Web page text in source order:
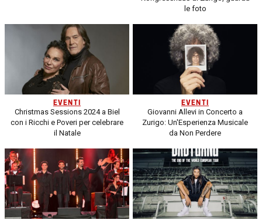
le foto
EVENTI
Christmas Sessions 2024 a Biel
con i Ricchi e Poveri per celebrare
il Natale
EVENTI
Giovanni Allevi in Concerto a
Zurigo: Un'Esperienza Musicale
da Non Perdere